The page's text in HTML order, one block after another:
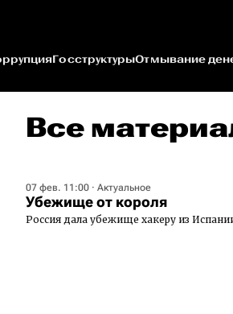
ГосструктурыОтмывание
Все
07 фев. 11:00 · Актуальное
Убежище от короля
Россия дала убежище хакеру из